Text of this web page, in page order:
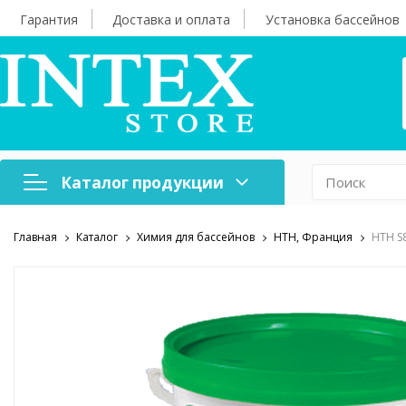
Гарантия Доставка и оплата Установка бассейнов
Каталог продукции
Надувная мебель
Надувные лодки и
аксессуары
Главная Каталог Химия для бассейнов HTH, Франция HTH